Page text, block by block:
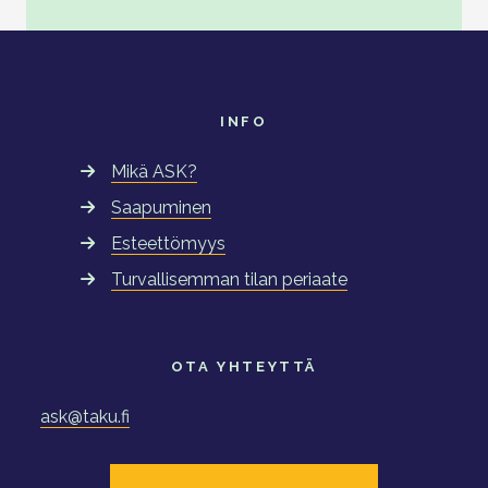
INFO
Mikä ASK?
Saapuminen
Esteettömyys
Turvallisemman tilan periaate
OTA YHTEYTTÄ
ask@taku.fi